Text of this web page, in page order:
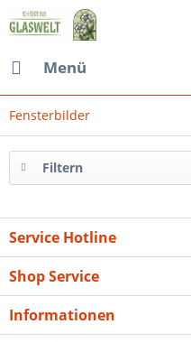
Menü
Fensterbilder
Filtern
Service Hotline
Shop Service
Informationen